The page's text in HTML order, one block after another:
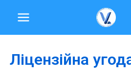
Ліцензійна